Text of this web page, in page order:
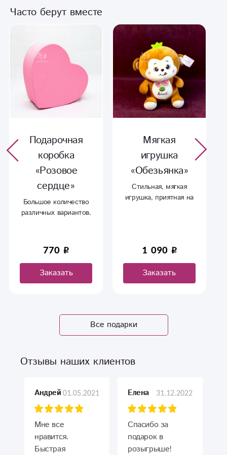
Часто берут вместе
Подарочная
коробка
«Розовое
сердце»
Большое количество
различных вариантов.
770
Заказать
Мягкая
игрушка
«Обезьянка»
Стильная, мягкая
игрушка, приятная на
1 090
Заказать
Все подарки
Отзывы наших клиентов
Андрей01.05.2021
Мне все
нравится.
Быстрая
Елена 31.12.2022
Спасибо за
подарок в
розыгрыше!